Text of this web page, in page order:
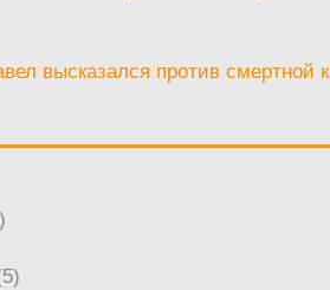
высказался против смертной